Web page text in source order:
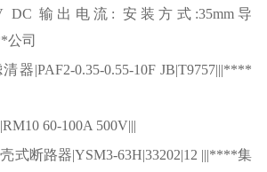
DC 输出电流: 安装方式:35mm导
公司
清器|PAF2-0.35-0.55-10F JB|T9757|||****
|RM10 60-100A 500V|||
式断路器|YSM3-63H|33202|12 |||****集